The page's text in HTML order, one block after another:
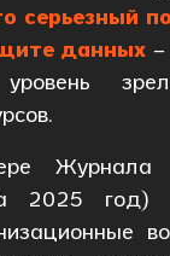
серьезный
данных
Журнала
год)